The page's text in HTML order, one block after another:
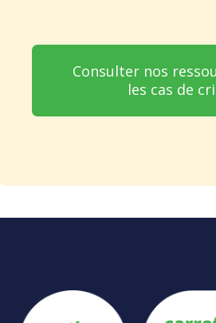
Consulter nos
les cas de